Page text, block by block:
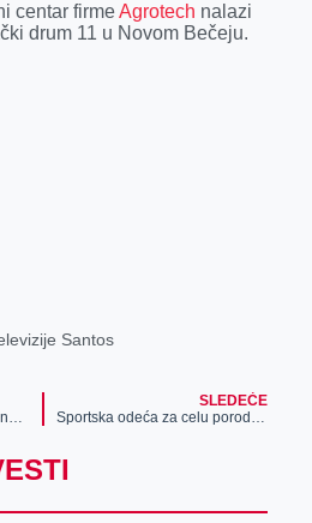
centar firmeAgrotech nalazi
drum 11 u Novom Bečeju.
Santos
Gradu Zrenjaninu 11,5 miliona dinara za pet projekata unapređenja energetske efikasnosti
SLEDEĆE
Sportska odeća za celu porodicu